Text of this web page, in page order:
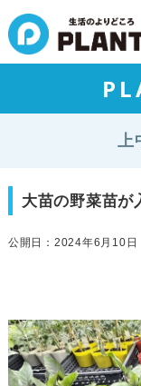
上
大苗の野菜苗
公開日：2024年6月10日